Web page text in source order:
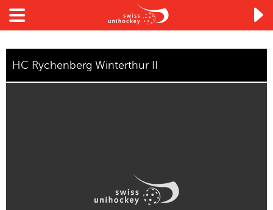

HC Rychenberg Winterthur II